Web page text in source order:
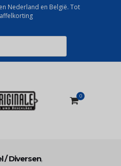
Nederland en België. Tot
0
/Diversen,